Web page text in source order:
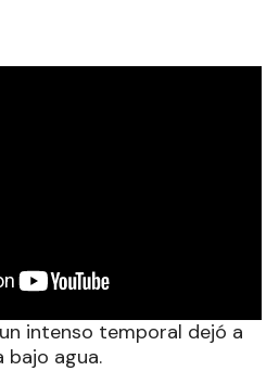
intenso temporal dejó a
bajo agua.